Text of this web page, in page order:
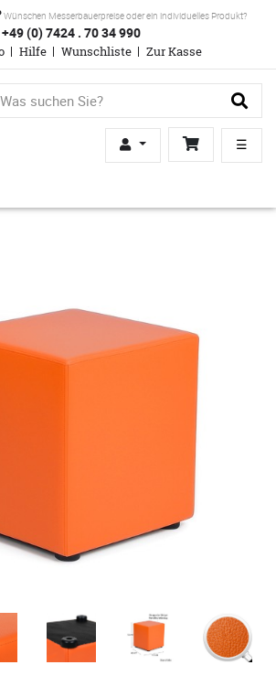
Wünschen Messerbauerpreise oder ein individuelles Produkt?
+49 (0) 7424 . 70 34 990
Hilfe Wunschliste Zur Kasse
☰